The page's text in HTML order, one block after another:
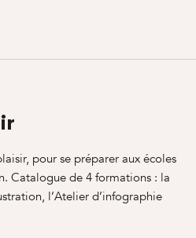
pour se préparer aux écoles
Catalogue de 4 formations : la
l’Atelier d’infographie